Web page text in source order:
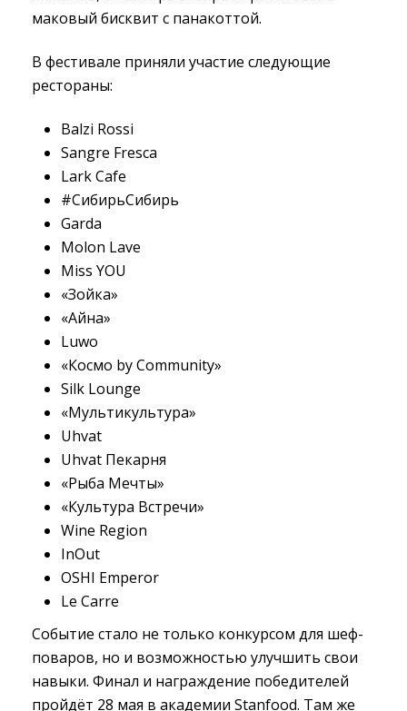
маковый бисквит с панакоттой.
В фестивале приняли участие следующие
рестораны:
Balzi Rossi
Sangre Fresca
Lark Cafe
#СибирьСибирь
Garda
Molon Lave
Miss YOU
«Зойка»
«Айна»
Luwo
«Космо by Community»
Silk Lounge
«Мультикультура»
Uhvat
Uhvat Пекарня
«Рыба Мечты»
«Культура Встречи»
Wine Region
InOut
OSHI Emperor
Le Carre
Событие стало не только конкурсом для шеф-
поваров, но и возможностью улучшить свои
навыки. Финал и награждение победителей
пройдёт 28 мая в академии Stanfood. Там же